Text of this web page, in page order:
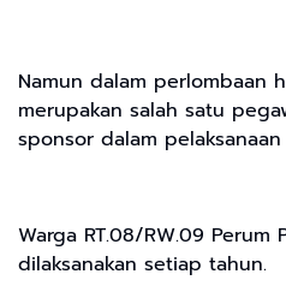
Namun dalam perlombaan
merupakan salah satu
sponsor dalam
Warga RT.08/RW.09
dilaksanakan setiap tahun.